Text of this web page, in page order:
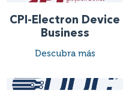
CPI-Electron Device
Business
Descubra más